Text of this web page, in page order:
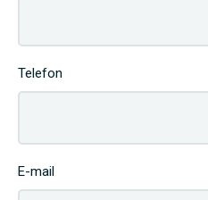
Telefon
E-mail